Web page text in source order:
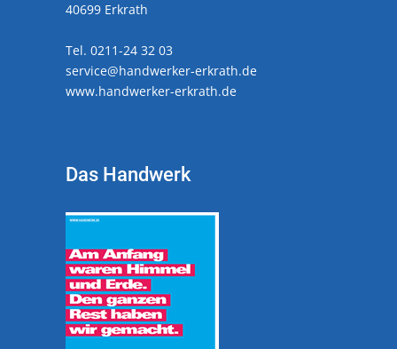
40699 Erkrath
Tel. 0211-24 32 03
service@handwerker-erkrath.de
www.handwerker-erkrath.de
Das Handwerk